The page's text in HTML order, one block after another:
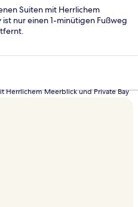
Suiten mit Herrlichem
nur einen 1-minütigen Fußweg
Herrlichem Meerblick und Private Bay